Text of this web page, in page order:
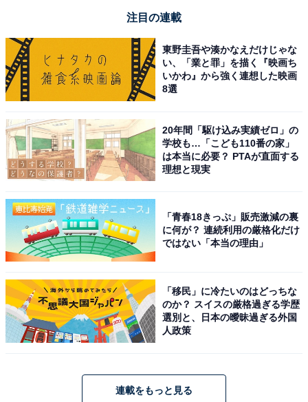
楽天スーパーDEAL対象のホテル・プランを見る
※掲載されている情報は記事公開時のものです。あらか
すると、売上の一部がオールアバウトに還元されること
があります。
この記事の執筆者：
いもの部
Amazonのセール商品から売れ筋ランキングまで、毎日のお買いも
のがもっと楽しく、もっとお得になる情報をお届け。編集部員によ
テル」が今だけ特別価格に！ 富士山ビューの癒
注目の連載
東野圭吾や湊かなえだけじゃな
い、「業と罪」を描く『映画ち
いかわ』から強く連想した映画
8選
20年間「駆け込み実績ゼロ」の
学校も…「こども110番の家」
は本当に必要？ PTAが直面する
理想と現実
「青春18きっぷ」販売激減の裏
に何が？ 連続利用の厳格化だけ
ではない「本当の理由」
「移民」に冷たいのはどっちな
のか？ スイスの厳格過ぎる学歴
選別と、日本の曖昧過ぎる外国
人政策
連載をもっと見る